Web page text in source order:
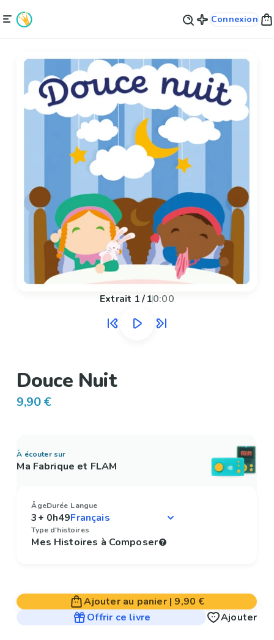
Connexion
Extrait 1/10:00
Douce Nuit
9,90 €
À écouter sur
Ma Fabrique et FLAM
Âge
3+
Durée
0h49
Langue
Type d'histoires
Mes Histoires à Composer
Ajouter au panier| 9,90 €
Offrir ce livre
Ajouter